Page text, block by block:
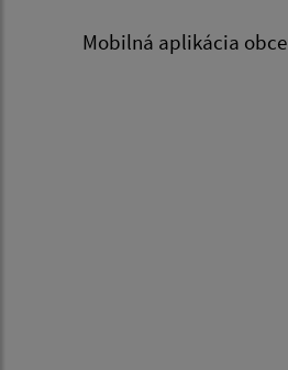
Mobilná aplikácia obce